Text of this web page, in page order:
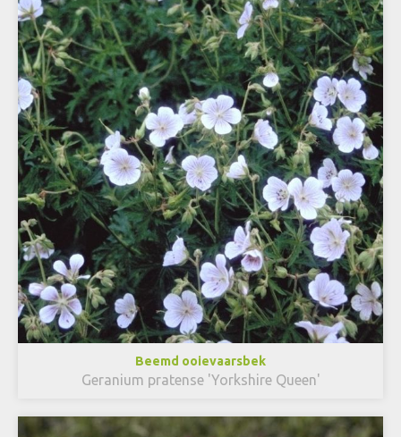
Beemd ooievaarsbek
Geranium pratense 'Yorkshire Queen'